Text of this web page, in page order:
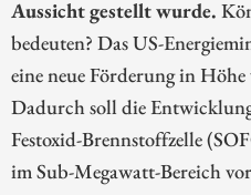
Aussicht gestellt wurde.
bedeuten? Das US-
eine neue Förderung in
Dadurch soll die
Festoxid-Brennstoffzelle
im Sub-Megawatt-Bereich